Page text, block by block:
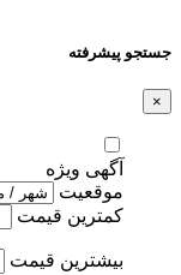
جستجو پیشرفته
×
آگهی ویژه
موقعیت
کمترین قیمت
بیشترین قیمت